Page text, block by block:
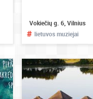
Vokiečių g. 6, Vilnius
# lietuvos muziejai